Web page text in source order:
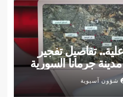
تفاصيل تفجير
جرمانا السورية
شؤون آسيوية